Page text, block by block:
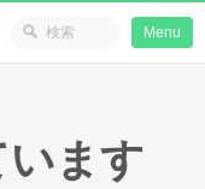
Menu
ます